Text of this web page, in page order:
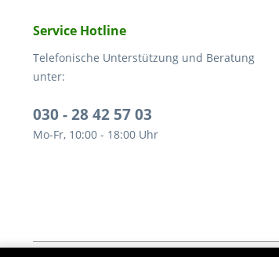
Service Hotline
Telefonische Unterstützung und Beratung
unter:
030 - 28 42 57 03
Mo-Fr, 10:00 - 18:00 Uhr